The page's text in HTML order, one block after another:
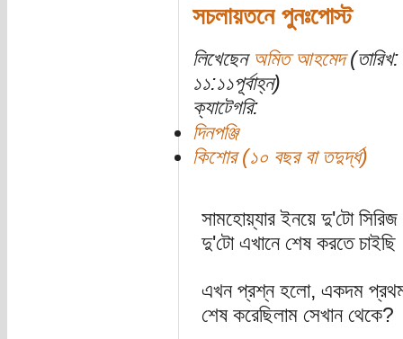
সচলায়তনে পুনঃপোস্ট
লিখেছেন অমিত আহমেদ
১১:১১পূর্বাহ্ন)
ক্যাটেগরি:
দিনপঞ্জি
কিশোর (১০ বছর বা তদুর্দ্ধ)
সামহোয়্যার ইনয়ে দু'টো
দু'টো এখানে শেষ করতে
এখন প্রশ্ন হলো, একদম প্রথম
শেষ করেছিলাম সেখান থেকে?